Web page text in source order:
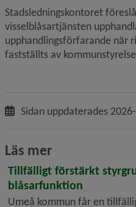
Stadsledningskontoret
visselblåsartjänsten
upphandlingsförfarande när
fastställts av
Sidan uppdaterades
Läs mer
Tillfälligt förstärkt
blåsar­funktion
Umeå kommun får en